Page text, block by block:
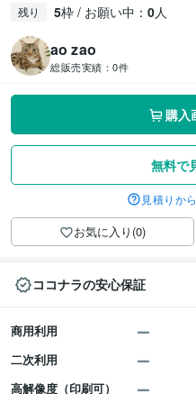
残り 5枠 / お願い中： 0人
ao zao
総販売実績： 0件
購入
無料で
見積りか
お気に入り(0)
ココナラの安心保証
商用利用
二次利用
高解像度（印刷可）